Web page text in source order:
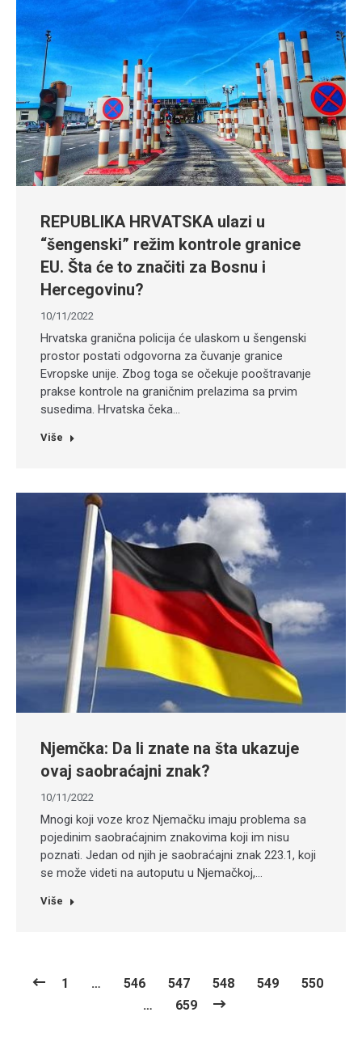
REPUBLIKA HRVATSKA ulazi u
“šengenski” režim kontrole granice
EU. Šta će to značiti za Bosnu i
Hercegovinu?
10/11/2022
Hrvatska granična policija će ulaskom u šengenski
prostor postati odgovorna za čuvanje granice
Evropske unije. Zbog toga se očekuje pooštravanje
prakse kontrole na graničnim prelazima sa prvim
susedima. Hrvatska čeka…
Više
Njemčka: Da li znate na šta ukazuje
ovaj saobraćajni znak?
10/11/2022
Mnogi koji voze kroz Njemačku imaju problema sa
pojedinim saobraćajnim znakovima koji im nisu
poznati. Jedan od njih je saobraćajni znak 223.1, koji
se može videti na autoputu u Njemačkoj,…
Više
1 … 546 547 548 549
550
…
659